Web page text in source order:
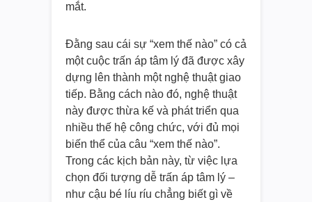
mắt.
Đằng sau cái sự “xem thế nào” có cả
một cuộc trấn áp tâm lý đã được xây
dựng lên thành một nghệ thuật giao
tiếp. Bằng cách nào đó, nghệ thuật
này được thừa kế và phát triển qua
nhiều thế hệ công chức, với đủ mọi
biến thể của câu “xem thế nào”.
Trong các kịch bản này, từ việc lựa
chọn đối tượng dễ trấn áp tâm lý –
như cậu bé líu ríu chẳng biết gì về